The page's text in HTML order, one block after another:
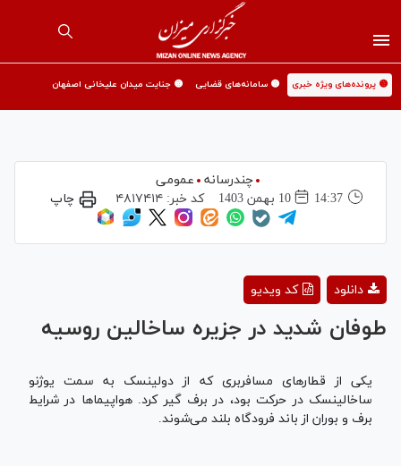
🟡 پرونده‌های ویژه خبری 🟡 سامانه‌های قضایی 🟡 جنایت میدان علیخانی اصفهان
چندرسانه
عمومی
14:37
10 بهمن 1403 کد خبر:۴۸۱۷۴۱۴ چاپ
Video
کد ویدیو دانلود
طوفان شدید در جزیره ساخالین روسیه
یکی از قطار‌های مسافربری که از دولینسک به سمت یوژنو
ساخالینسک در حرکت بود، در برف گیر کرد. هواپیما‌ها در شرایط
برف و بوران از باند فرودگاه بلند می‌شوند.